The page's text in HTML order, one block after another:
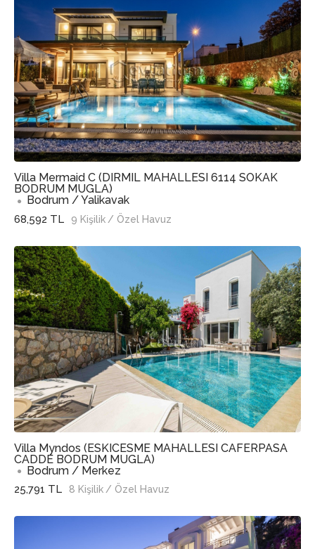
Villa Mermaid C (DIRMIL MAHALLESI 6114 SOKAK
BODRUM MUGLA)
Bodrum / Yalikavak
68,592 TL 9 Kişilik / Özel Havuz
Villa Myndos (ESKICESME MAHALLESI CAFERPASA
CADDE BODRUM MUGLA)
Bodrum / Merkez
25,791 TL 8 Kişilik/ Özel Havuz